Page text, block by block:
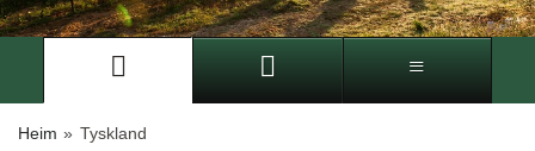
Heim » Tyskland